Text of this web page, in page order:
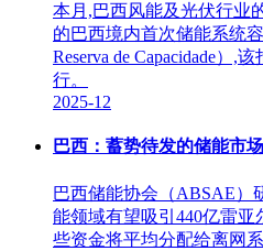
本月,巴西风能及光伏行业
的巴西境内首次储能系统
Reserva de Capacidade）,
行。
2025-12
巴西：蓄势待发的储能市
巴西储能协会（ABSAE）
能领域有望吸引440亿雷亚
些资金将平均分配给离网